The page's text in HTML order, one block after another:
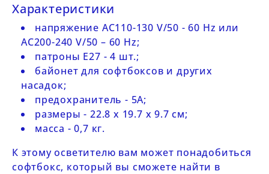
Характеристики
напряжение AC110-130 V/50 - 60 Hz или
AC200-240 V/50 – 60 Hz;
патроны Е27 - 4 шт.;
байонет для софтбоксов и других
насадок;
предохранитель - 5А;
размеры - 22.8 x 19.7 x 9.7 см;
масса - 0,7 кг.
К этому осветителю вам может понадобиться
софтбокс, который вы сможете найти в